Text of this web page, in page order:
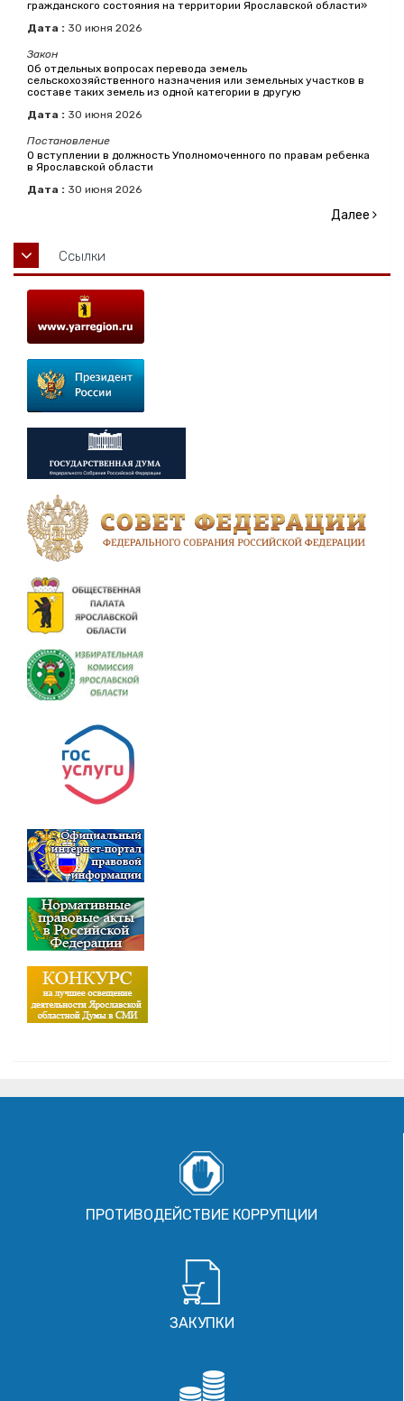
гражданского состояния на территории Ярославской области»
Дата : 30 июня 2026
Закон
Об отдельных вопросах перевода земель
сельскохозяйственного назначения или земельных участков в
составе таких земель из одной категории в другую
Дата : 30 июня 2026
Постановление
О вступлении в должность Уполномоченного по правам ребенка
в Ярославской области
Дата : 30 июня 2026
Далее
Ссылки
ПРОТИВОДЕЙСТВИЕ КОРРУПЦИИ
ЗАКУПКИ